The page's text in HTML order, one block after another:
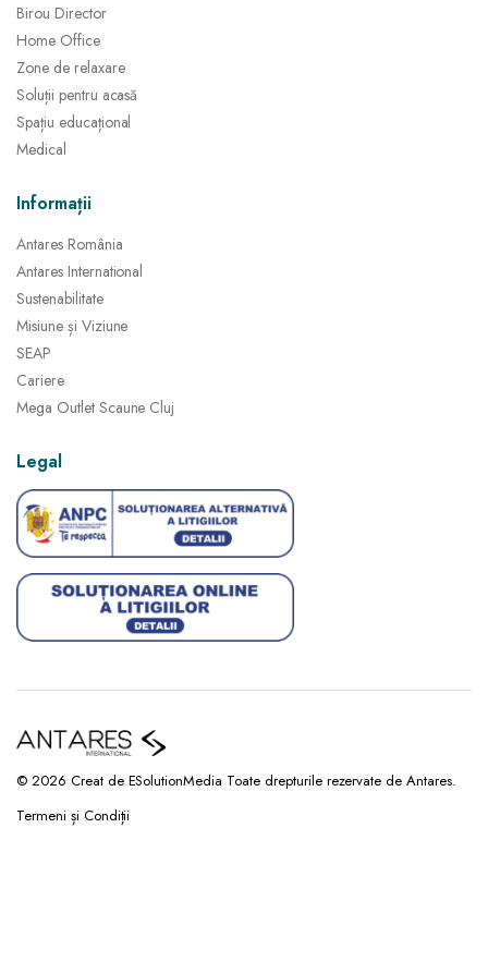
Birou Director
Home Office
Zone de relaxare
Soluții pentru acasă
Spațiu educațional
Medical
Informații
Antares România
Antares International
Sustenabilitate
Misiune și Viziune
SEAP
Cariere
Mega Outlet Scaune Cluj
Legal
© 2026 Creat de ESolutionMedia Toate drepturile rezervate de Antares.
Termeni și Condiții